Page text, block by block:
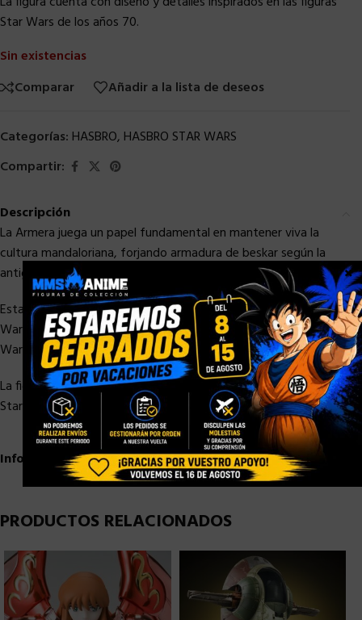
Star Wars de los años 70.
Sin existencias
Comparar
Añadir a la lista de deseos
Categorías: HASBRO, HASBRO STAR WARS
Compartir:
Descripción
La Armera juega un papel fundamental en mantener viva la
cultura mandaloriana, forjando armadura de beskar según la
antigua tradición de su pueblo.
Esta figura a escala de 9,5 cm de la colección Retro de Star
Wars y diseñada para verse igual al personaje de la serie Star
Wars: The Mandalorian de Disney Plus.
La figura cuenta con diseño y detalles inspirados en las figuras
Star Wars de los años 70.
Información adicional
PRODUCTOS RELACIONADOS
×